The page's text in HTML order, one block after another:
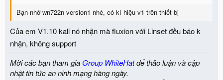
Bạn nhớ wn722n version1 nhé, có kí hiệu v1 trên thiết bị
Của em V1.10 kali nó nhận mà fluxion với Linset đều báo k
nhận, không support
Mời các bạn tham gia Group WhiteHatđể thảo luận và cập
nhật tin tức an ninh mạng hàng ngày.